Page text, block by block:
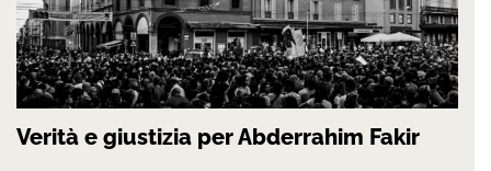
Verità e giustizia per Abderrahim Fakir